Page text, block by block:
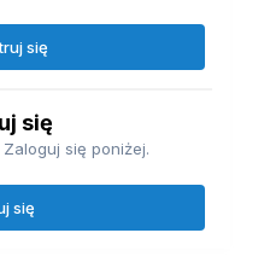
się
się
się poniżej.
się